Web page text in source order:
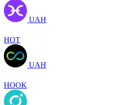
UAH
HOT
UAH
HOOK